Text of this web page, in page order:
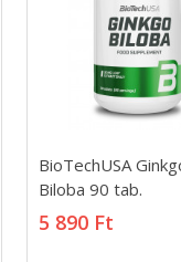
BioTechUSA Ginkgo
Biloba 90 tab.
5 890 Ft
BioTechUSA
Biloba 90 tab.
5 890 Ft